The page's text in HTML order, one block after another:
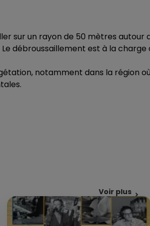
sur un rayon de 50 mètres
débroussaillement est à la
notamment dans la région
Voir plus